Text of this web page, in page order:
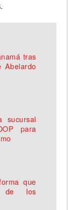
tras
Abelardo
sucursal
para
que
de los